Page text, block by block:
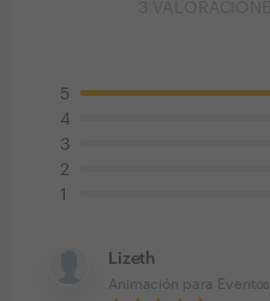
5
4
3
2
1
Lizeth
Animación para Eventos